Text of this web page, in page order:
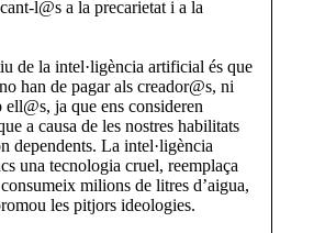
l@s a la precarietat i a la
de la intel·ligència artificial és que
han de pagar als creador@s, ni
ell@s, ja que ens consideren
a causa de les nostres habilitats
dependents. La intel·ligència
una tecnologia cruel, reemplaça
milions de litres d’aigua,
les pitjors ideologies.